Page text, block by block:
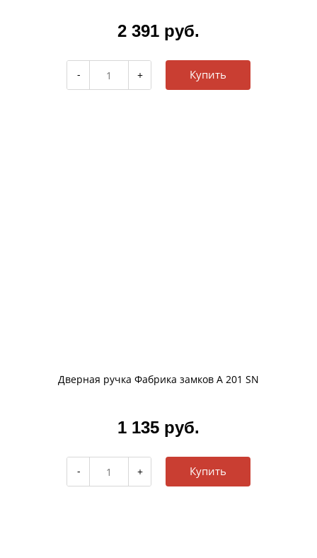
2 391 руб.
Купить
Дверная ручка Фабрика замков A 201 SN
1 135 руб.
Купить